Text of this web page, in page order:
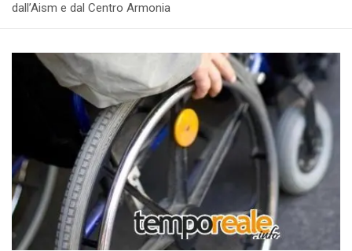
dall’Aism e dal Centro Armonia